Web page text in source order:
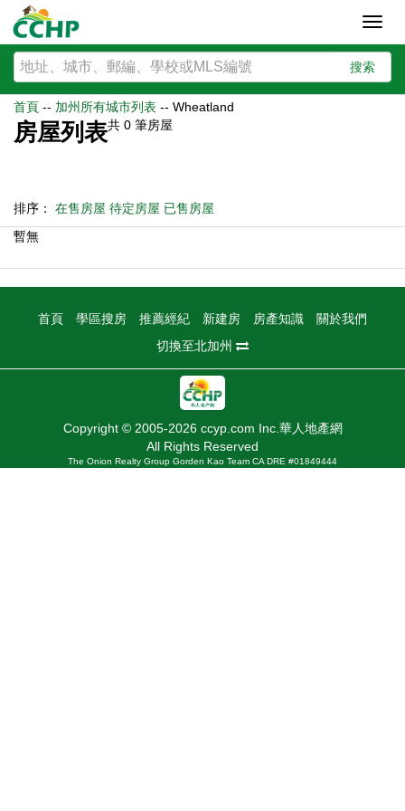
搜索
首頁 -- 加州所有城市列表 -- Wheatland
房屋列表共 0 筆房屋
排序： 在售房屋 待定房屋 已售房屋
暫無
首頁 學區搜房 推薦經紀 新建房 房產知識
關於我們
切換至北加州
Copyright © 2005-2026 ccyp.com Inc.華人地產網
All Rights Reserved
The Onion Realty Group Gorden Kao Team CA DRE #01849444